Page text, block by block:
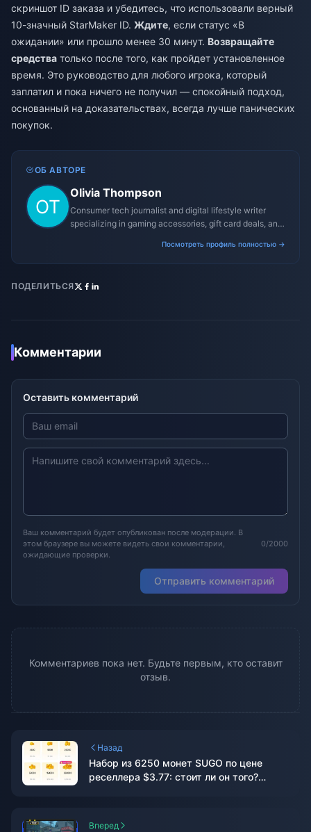
скриншот ID заказа и убедитесь, что использовали верный
10-значный StarMaker ID. Ждите, если статус «В
ожидании» или прошло менее 30 минут. Возвращайте
средства только после того, как пройдет установленное
время. Это руководство для любого игрока, который
заплатил и пока ничего не получил — спокойный подход,
основанный на доказательствах, всегда лучше панических
покупок.
ОБ АВТОРЕ
Olivia Thompson
Consumer tech journalist and digital lifestyle writer
specializing in gaming accessories, gift card deals, and
Посмотреть профиль полностью →
ПОДЕЛИТЬСЯ
Комментарии
Оставить комментарий
Ваш комментарий будет опубликован после модерации. В
этом браузере вы можете видеть свои комментарии,
ожидающие проверки.
0/2000
Отправить комментарий
Комментариев пока нет. Будьте первым, кто оставит
отзыв.
Назад
Набор из 6250 монет SUGO по цене
реселлера $3.77: стоит ли он того?
Вперед